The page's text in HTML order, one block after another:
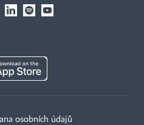
osobních údajů